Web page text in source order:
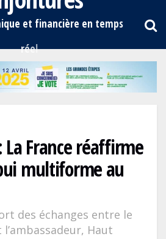
France réaffirme
multiforme au
des échanges entre le
Haut